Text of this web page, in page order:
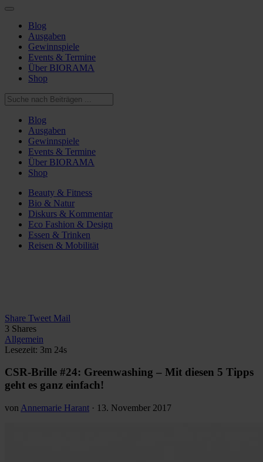
Blog
Ausgaben
Gewinnspiele
Events & Termine
Über BIORAMA
Shop
Blog
Ausgaben
Gewinnspiele
Events & Termine
Über BIORAMA
Shop
Beauty & Fitness
Bio & Natur
Diskurs & Kommentar
Eco Fashion & Design
Essen & Trinken
Reisen & Mobilität
Share Tweet Mail
3 Shares
Allgemein
Lesezeit: 3m 24s
CSR-Brille #24: Greenwashing – Mit diesen 5 Tipps
geht es ganz einfach!
von Annemarie Harant · 13. November 2017